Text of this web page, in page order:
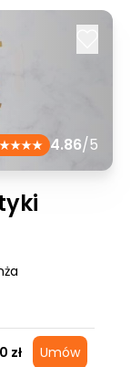
4.86/5
zł Umów